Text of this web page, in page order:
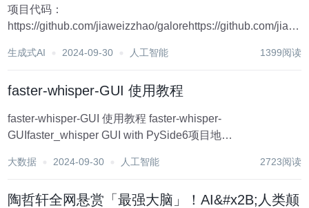
项目代码：
https://github.com/jiaweizzhao/galorehttps://github.com/
生成式AI 2024-09-30 人工智能 1399阅读
faster-whisper-GUI 使用教程
faster-whisper-GUI 使用教程 faster-whisper-
GUIfaster_whisper GUI with PySide6项目地
大数据 2024-09-30 人工智能 2723阅读
陶哲轩全网悬赏「最强大脑」！AI&#x2B;人类颠